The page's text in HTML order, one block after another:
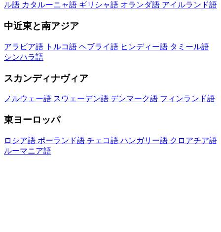
ル語 カタルーニャ語 ギリシャ語 オランダ語 アイルランド語
中近東と南アジア
アラビア語 トルコ語 ヘブライ語 ヒンディー語 タミール語
シンハラ語
スカンディナヴィア
ノルウェー語 スウェーデン語 デンマーク語 フィンランド語
東ヨーロッパ
ロシア語 ポーランド語 チェコ語 ハンガリー語 クロアチア語
ルーマニア語